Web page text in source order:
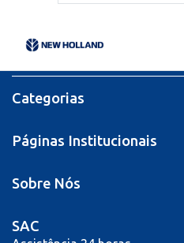
Categorias
Páginas Institucionais
Sobre Nós
SAC